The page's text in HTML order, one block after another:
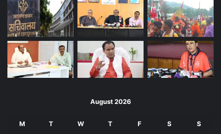
August 2026
M T W T F S S